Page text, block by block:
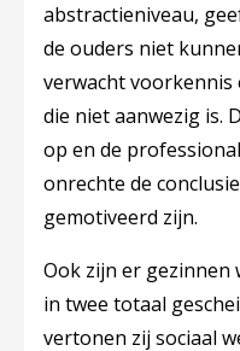
abstractieniveau,
de ouders niet
verwacht voorkennis
die niet aanwezig is.
op en de
onrechte de
gemotiveerd zijn.
Ook zijn er
in twee totaal
vertonen zij sociaal